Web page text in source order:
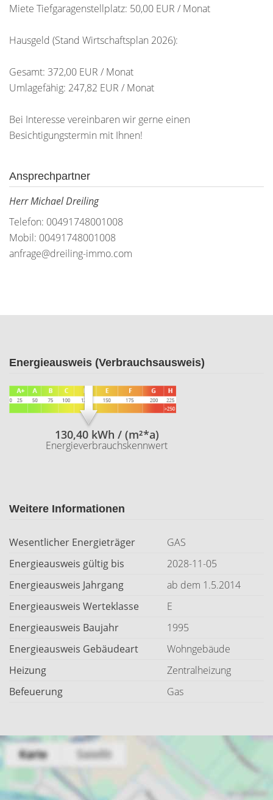
Miete Tiefgaragenstellplatz: 50,00 EUR / Monat
Hausgeld (Stand Wirtschaftsplan 2026):
Gesamt: 372,00 EUR / Monat
Umlagefähig: 247,82 EUR / Monat
Bei Interesse vereinbaren wir gerne einen
Besichtigungstermin mit Ihnen!
Ansprechpartner
Herr Michael Dreiling
Telefon: 00491748001008
Mobil: 00491748001008
anfrage@dreiling-immo.com
Energieausweis (Verbrauchsausweis)
130,40 kWh / (m²*a)
Energieverbrauchskennwert
Weitere Informationen
Wesentlicher Energieträger
GAS
Energieausweis gültig bis
2028-11-05
Energieausweis Jahrgang
ab dem 1.5.2014
Energieausweis Werteklasse
E
Energieausweis Baujahr
1995
Energieausweis Gebäudeart
Wohngebäude
Heizung
Zentralheizung
Befeuerung
Gas